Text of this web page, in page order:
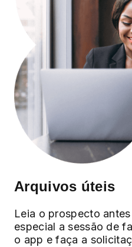
Arquivos úteis
Leia o prospecto
especial a sessão de
o app e faça a